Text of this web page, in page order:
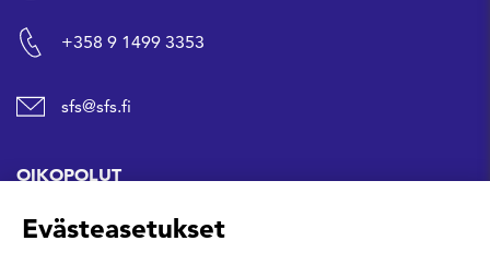
+358 9 1499 3353
sfs@sfs.fi
OIKOPOLUT
Hanki standardi
Evästeasetukset